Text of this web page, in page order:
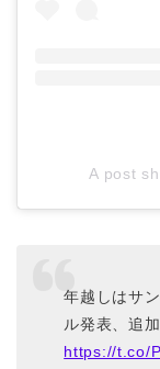
A post
年越しはサ
ル発表、追
https://t.co/